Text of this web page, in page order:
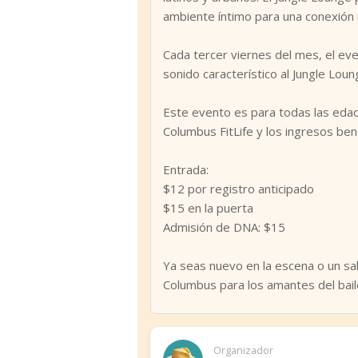
ambiente íntimo para una
Cada tercer viernes del mes, el
sonido característico al Jungle
Este evento es para todas las
Columbus FitLife y los ingresos
Entrada:
$12 por registro anticipado
$15 en la puerta
Admisión de DNA: $15
Ya seas nuevo en la escena o un
Columbus para los amantes del
Organizador